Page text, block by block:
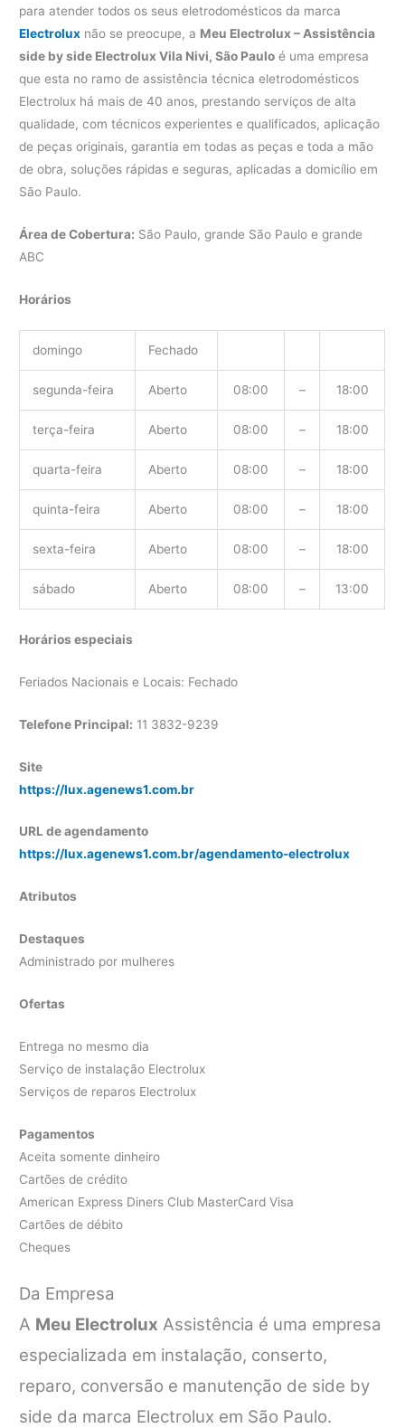
para atender todos os seus eletrodomésticos da marca
Electrolux não se preocupe, a Meu Electrolux – Assistência
side by side Electrolux Vila Nivi, São Paulo é uma empresa
que esta no ramo de assistência técnica eletrodomésticos
Electrolux há mais de 40 anos, prestando serviços de alta
qualidade, com técnicos experientes e qualificados, aplicação
de peças originais, garantia em todas as peças e toda a mão
de obra, soluções rápidas e seguras, aplicadas a domicílio em
São Paulo.
Área de Cobertura: São Paulo, grande São Paulo e grande
ABC
Horários
domingo Fechado
segunda-feira Aberto 08:00 – 18:00
terça-feira Aberto 08:00 – 18:00
quarta-feira Aberto 08:00 – 18:00
quinta-feira Aberto 08:00 – 18:00
sexta-feira Aberto 08:00 – 18:00
sábado Aberto 08:00 – 13:00
Horários especiais
Feriados Nacionais e Locais: Fechado
Telefone Principal: 11 3832-9239
Site
https://lux.agenews1.com.br
URL de agendamento
https://lux.agenews1.com.br/agendamento-electrolux
Atributos
Destaques
Administrado por mulheres
Ofertas
Entrega no mesmo dia
Serviço de instalação Electrolux
Serviços de reparos Electrolux
Pagamentos
Aceita somente dinheiro
Cartões de crédito
American Express Diners Club MasterCard Visa
Cartões de débito
Cheques
Da Empresa
A Meu Electrolux Assistência é uma empresa
especializada em instalação, conserto,
reparo, conversão e manutenção de side by
side da marca Electrolux em São Paulo.